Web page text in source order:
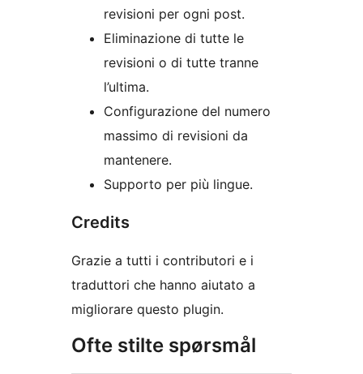
revisioni per ogni post.
Eliminazione di tutte le
revisioni o di tutte tranne
l’ultima.
Configurazione del numero
massimo di revisioni da
mantenere.
Supporto per più lingue.
Credits
Grazie a tutti i contributori e i
traduttori che hanno aiutato a
migliorare questo plugin.
Ofte stilte spørsmål